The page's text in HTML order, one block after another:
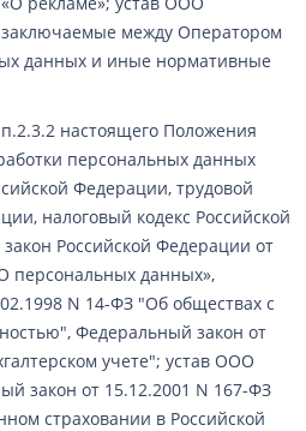
между Оператором
данных и иные нормативные
настоящего Положения
персональных данных
Федерации, трудовой
налоговый кодекс Российской
Российской Федерации от
персональных данных»,
N 14-ФЗ "Об обществах с
Федеральный закон от
учете"; устав ООО
закон от 15.12.2001 N 167-ФЗ
страховании в Российской